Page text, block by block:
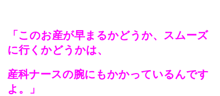
「このお産が早まるかどうか、スムーズ
に行くかどうかは、
産科ナースの腕にもかかっているんです
よ。」